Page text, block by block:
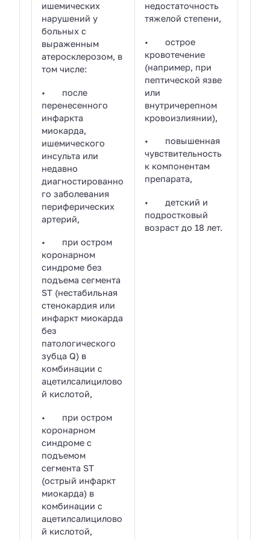
ишемических
нарушений у
больных с
выраженным
атеросклерозом, в
том числе:
• после
перенесенного
инфаркта
миокарда,
ишемического
инсульта или
недавно
диагностированно
го заболевания
периферических
артерий,
• при остром
коронарном
синдроме без
подъема сегмента
ST (нестабильная
стенокардия или
инфаркт миокарда
без
патологического
зубца Q) в
комбинации с
ацетилсалицилово
й кислотой,
• при остром
коронарном
синдроме с
подъемом
сегмента ST
(острый инфаркт
миокарда) в
комбинации с
ацетилсалицилово
й кислотой,
недостаточность
тяжелой степени,
• острое
кровотечение
(например, при
пептической язве
или
внутричерепном
кровоизлиянии),
• повышенная
чувствительность
к компонентам
препарата,
• детский и
подростковый
возраст до 18 лет.